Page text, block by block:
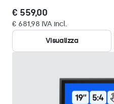
€ 559,00
€ 681,98 IVA incl.
Visualizza